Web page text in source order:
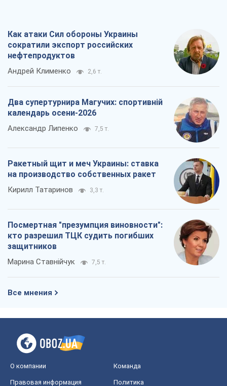
Как атаки Сил обороны Украины
сократили экспорт российских
нефтепродуктов
Андрей Клименко 2,6 т.
Два супертурнира Магучих: спортивній
календарь осени-2026
Александр Липенко 7,5 т.
Ракетный щит и меч Украины: ставка
на производство собственных ракет
Кирилл Татаринов 3,3 т.
Посмертная "презумпция виновности":
кто разрешил ТЦК судить погибших
защитников
Марина Ставнійчук 7,5 т.
Все мнения
О компании Команда
Правовая информация
Политика